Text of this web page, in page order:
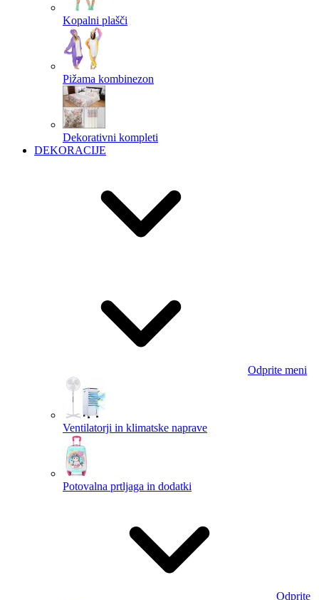
Kopalni plašči
Pižama kombinezon
Dekorativni kompleti
DEKORACIJE
Odprite meni
Ventilatorji in klimatske naprave
Potovalna prtljaga in dodatki
Odprite